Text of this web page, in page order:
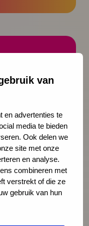
van
en advertenties te
media te bieden
Ook delen we
site met onze
en analyse.
combineren met
verstrekt of die ze
gebruik van hun